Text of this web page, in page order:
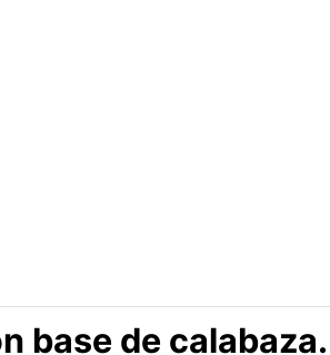
base de calabaza.